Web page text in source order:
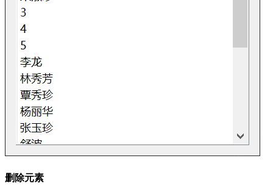
删除元素